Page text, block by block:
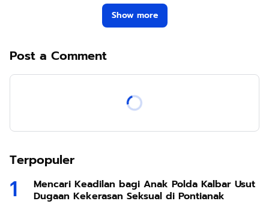
Show more
Post a Comment
Terpopuler
Mencari Keadilan bagi Anak Polda Kalbar Usut
Dugaan Kekerasan Seksual di Pontianak